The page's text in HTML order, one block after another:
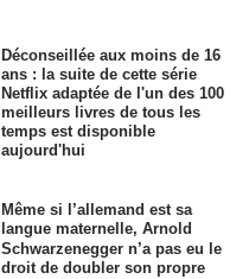
Déconseillée aux moins de 16
ans : la suite de cette série
Netflix adaptée de l'un des 100
meilleurs livres de tous les
temps est disponible
aujourd'hui
Même si l’allemand est sa
langue maternelle, Arnold
Schwarzenegger n’a pas eu le
droit de doubler son propre